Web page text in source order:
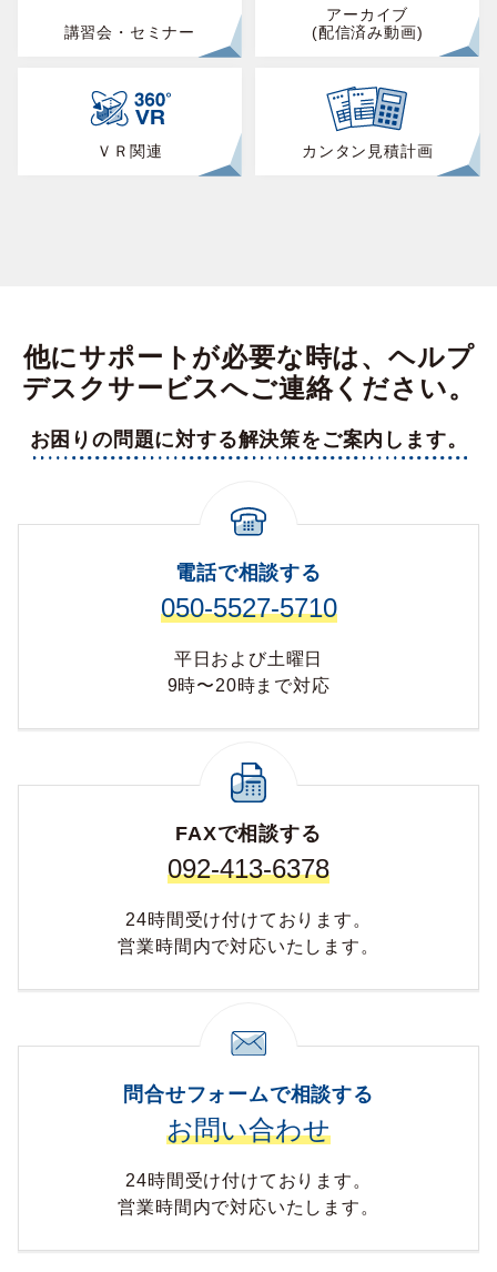
講習会・セミナー
アーカイブ
(配信済み動画)
ＶＲ関連 カンタン見積計画
他にサポートが必要な時は、ヘルプ
デスクサービスへご連絡ください。
お困りの問題に対する解決策をご案内します。
電話で相談する
050-5527-5710
平日および土曜日
9時〜20時まで対応
FAXで相談する
092-413-6378
24時間受け付けております。
営業時間内で対応いたします。
問合せフォームで相談する
お問い合わせ
24時間受け付けております。
営業時間内で対応いたします。